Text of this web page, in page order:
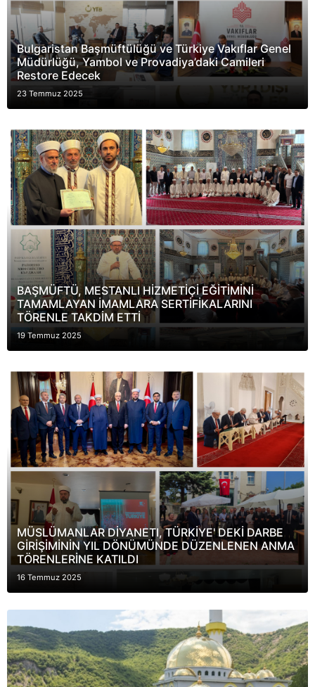
Bulgaristan Başmüftülüğü ve Türkiye Vakıflar Genel
Müdürlüğü, Yambol ve Provadiya’daki Camileri
Restore Edecek
23 Temmuz 2025
BAŞMÜFTÜ, MESTANLI HİZMETİÇİ EĞİTİMİNİ
TAMAMLAYAN İMAMLARA SERTİFİKALARINI
TÖRENLE TAKDİM ETTİ
19 Temmuz 2025
MÜSLÜMANLAR DİYANETI, TÜRKİYE' DEKİ DARBE
GİRİŞİMİNİN YIL DÖNÜMÜNDE DÜZENLENEN ANMA
TÖRENLERİNE KATILDI
16 Temmuz 2025